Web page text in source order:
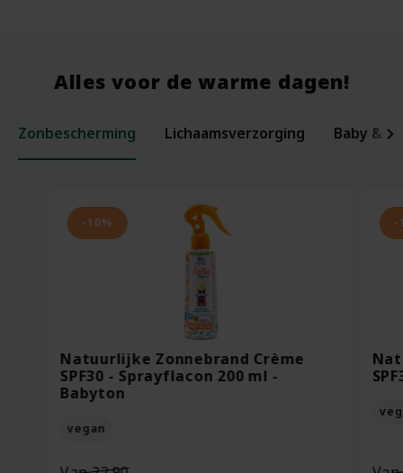
Bekijken
Oorspronkelijke
is:
€13.27.
Bekijken
Alles voor de warme dagen!
Zonbescherming Lichaamsverzorging Baby &
-10%
Natuurlijke Zonnebrand Crème
SPF30 - Sprayflacon 200 ml -
Babyton
vegan
-